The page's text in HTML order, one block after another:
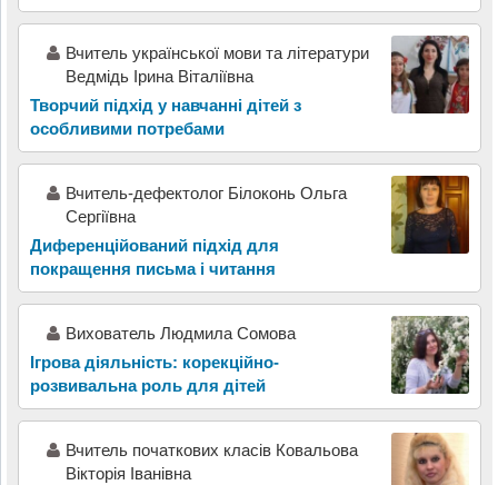
Вчитель української мови та літератури
Ведмідь Ірина Віталіївна
Творчий підхід у навчанні дітей з
особливими потребами
Вчитель-дефектолог Білоконь Ольга
Сергіївна
Диференційований підхід для
покращення письма і читання
Вихователь Людмила Сомова
Ігрова діяльність: корекційно-
розвивальна роль для дітей
Вчитель початкових класів Ковальова
Вікторія Іванівна